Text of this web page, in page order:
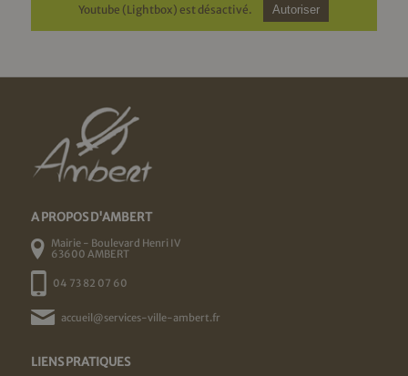
Youtube (Lightbox) est désactivé. Autoriser
A PROPOS D'AMBERT
Mairie - Boulevard Henri IV
63600 AMBERT
04 73 82 07 60
accueil@services-ville-ambert.fr
LIENS PRATIQUES